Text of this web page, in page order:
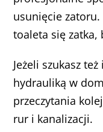
usunięcie
toaleta się zatka,
Jeżeli szukasz
hydrauliką w
przeczytania
rur i kanalizacji.